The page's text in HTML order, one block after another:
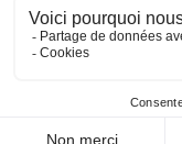
Plan du site Qui
partiellement conforme
Sauf mention contraire,
etalab-2.0